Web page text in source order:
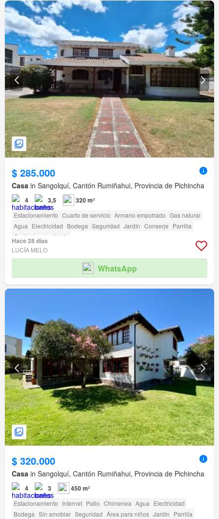
$ 285.000
Casa in Sangolquí, Cantón Rumiñahui, Provincia de Pichincha
4 3,5 320 m²
Estacionamiento Cuarto de servicio Armario empotrado Gas natural
Agua Electricidad Bodega Seguridad Jardín Conserje Parrilla
Garita de guardianía
Hace 28 días
LUCÍA MELO
WhatsApp
$ 320.000
Casa in Sangolquí, Cantón Rumiñahui, Provincia de Pichincha
4 3 450 m²
Estacionamiento Internet Patio Chimenea Agua Electricidad
Bodega Sin amoblar Seguridad Área para niños Jardín Parrilla